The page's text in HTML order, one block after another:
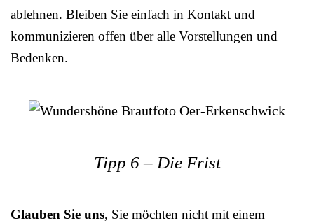
ablehnen. Bleiben Sie einfach in Kontakt und
kommunizieren offen über alle Vorstellungen und
Bedenken.
Tipp 6 – Die Frist
Glauben Sie uns, Sie möchten nicht mit einem